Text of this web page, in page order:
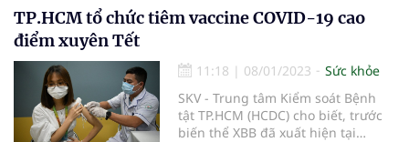
hoãn tiêm.
TP.HCM tổ chức tiêm vaccine COVID-19 cao
điểm xuyên Tết
11:18 | 08/01/2023
Sức khỏe
SKV - Trung tâm Kiểm soát Bệnh
tật TP.HCM (HCDC) cho biết, trước
biến thể XBB đã xuất hiện tại